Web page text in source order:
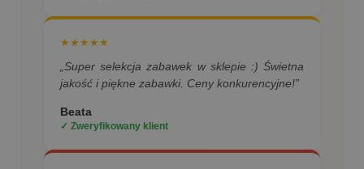
★★★★★
„Super selekcja zabawek w sklepie :) Świetna
jakość i piękne zabawki. Ceny konkurencyjne!”
Beata
✓ Zweryfikowany klient